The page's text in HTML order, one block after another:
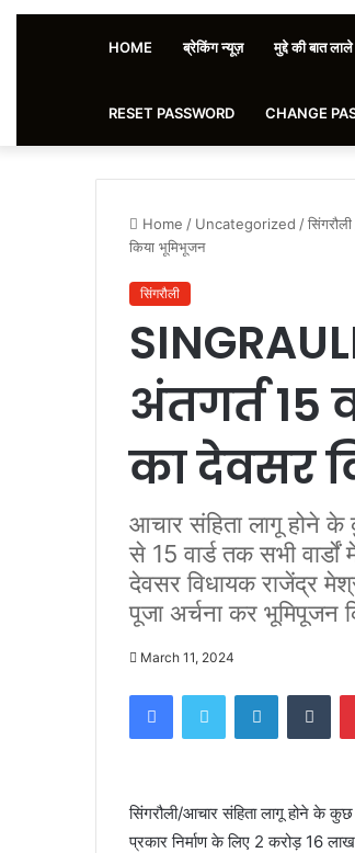
HOME ब्रेकिंग न्यूज़ मुद्दे की बात
RESET PASSWORD CHANGE
Home / Uncategorized /सिंगरौली
किया भूमिभूजन
सिंगरौली
अंतगर्त 15
का देवसर
आचार संहिता लागू होने के
से 15 वार्ड तक सभी
देवसर विधायक राजेंद्र
पूजा अर्चना कर भूमिपूजन
March 11, 2024
FacebookTwitter LinkedIn
सिंगरौली/आचार संहिता लागू होने के कुछ
प्रकार निर्माण के लिए 2 करोड़ 16 लाख